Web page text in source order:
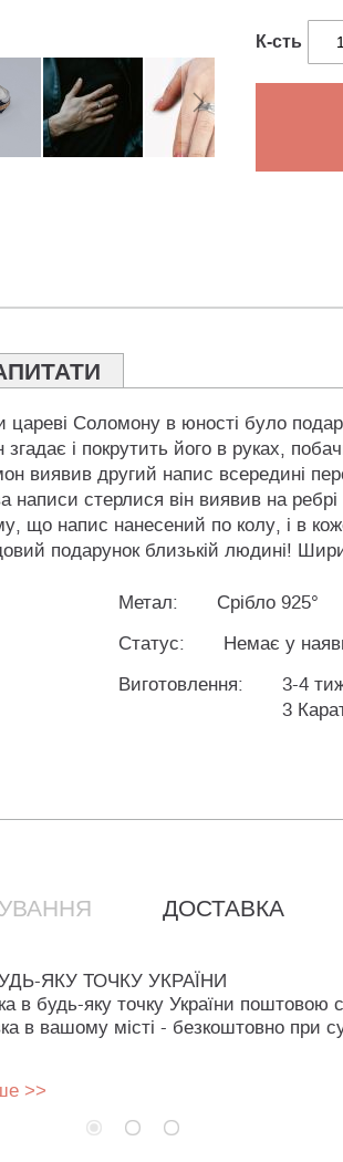
К-сть
цареві Соломону в юності було
і покрутить його в руках,
виявив другий напис всередині
стерлися він виявив на
що напис нанесений по колу, і в
подарунок близькій людині!
Метал:
Срібло 925°
Статус:
Немає у
Виготовлення:
3-4
3
ДОСТАВКА
ЯКУ ТОЧКУ УКРАЇНИ
в будь-яку точку України
в вашому місті - безкоштовно при
>>